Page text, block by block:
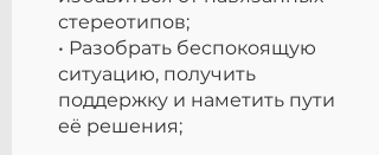
стереотипов;
• Разобрать беспокоящую
ситуацию, получить
поддержку и наметить пути
её решения;